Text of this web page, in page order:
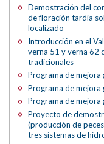
Demostración del
de floración tardía
localizado
Introducción en el
verna 51 y verna 62
tradicionales
Programa de mejora
Programa de mejora
Programa de mejora
Proyecto de
(producción de
tres sistemas de